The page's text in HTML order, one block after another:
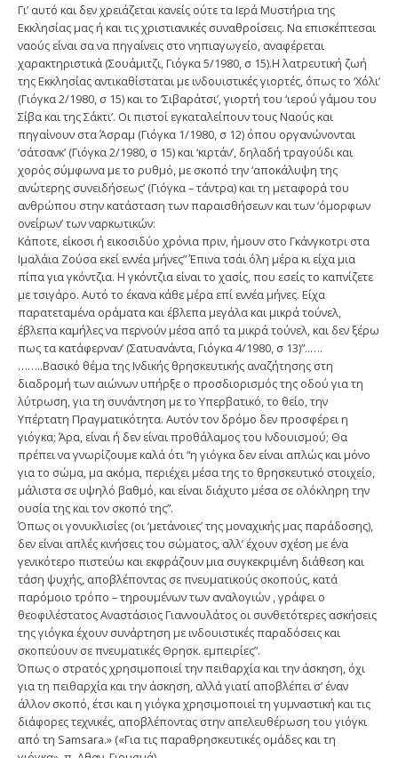
Γι’ αυτό και δεν χρειάζεται κανείς ούτε τα Ιερά Μυστήρια της
Εκκλησίας μας ή και τις χριστιανικές συναθροίσεις. Να επισκέπτεσαι
ναούς είναι σα να πηγαίνεις στο νηπιαγωγείο, αναφέρεται
χαρακτηριστικά (Σουάμιτζι, Γιόγκα 5/1980, σ 15).Η λατρευτική ζωή
της Εκκλησίας αντικαθίσταται με ινδουιστικές γιορτές, όπως το ‘Χόλι’
(Γιόγκα 2/1980, σ 15) και το ‘Σιβαράτσι’, γιορτή του ‘ιερού γάμου του
Σίβα και της Σάκτι’. Οι πιστοί εγκαταλείπουν τους Ναούς και
πηγαίνουν στα Άσραμ (Γιόγκα 1/1980, σ 12) όπου οργανώνονται
‘σάτσανκ’ (Γιόγκα 2/1980, σ 15) και ‘κιρτάν’, δηλαδή τραγούδι και
χορός σύμφωνα με το ρυθμό, με σκοπό την ‘αποκάλυψη της
ανώτερης συνειδήσεως’ (Γιόγκα – τάντρα) και τη μεταφορά του
ανθρώπου στην κατάσταση των παραισθήσεων και των ‘όμορφων
ονείρων’ των ναρκωτικών:
Κάποτε, είκοσι ή εικοσιδύο χρόνια πριν, ήμουν στο Γκάνγκοτρι στα
Ιμαλάια Ζούσα εκεί εννέα μήνες” Έπινα τσάι όλη μέρα κι είχα μια
πίπα για γκόντζια. Η γκόντζια είναι το χασίς, που εσείς το καπνίζετε
με τσιγάρο. Αυτό το έκανα κάθε μέρα επί εννέα μήνες. Είχα
παρατεταμένα οράματα και έβλεπα μεγάλα και μικρά τούνελ,
έβλεπα καμήλες να περνούν μέσα από τα μικρά τούνελ, και δεν ξέρω
πως τα κατάφερναν’ (Σατυανάντα, Γιόγκα 4/1980, σ 13)”..….
……..Βασικό θέμα της Ινδικής θρησκευτικής αναζήτησης στη
διαδρομή των αιώνων υπήρξε ο προσδιορισμός της οδού για τη
λύτρωση, για τη συνάντηση με το Υπερβατικό, το θείο, την
Υπέρτατη Πραγματικότητα. Αυτόν τον δρόμο δεν προσφέρει η
γιόγκα; Άρα, είναι ή δεν είναι προθάλαμος του Ινδουισμού; Θα
πρέπει να γνωρίζουμε καλά ότι “η γιόγκα δεν είναι απλώς και μόνο
για το σώμα, μα ακόμα, περιέχει μέσα της το θρησκευτικό στοιχείο,
μάλιστα σε υψηλό βαθμό, και είναι διάχυτο μέσα σε ολόκληρη την
ουσία της και τον σκοπό της”.
Όπως οι γονυκλισίες (οι ‘μετάνοιες’ της μοναχικής μας παράδοσης),
δεν είναι απλές κινήσεις του σώματος, αλλ’ έχουν σχέση με ένα
γενικότερο πιστεύω και εκφράζουν μια συγκεκριμένη διάθεση και
τάση ψυχής, αποβλέποντας σε πνευματικούς σκοπούς, κατά
παρόμοιο τρόπο – τηρουμένων των αναλογιών , γράφει ο
θεοφιλέστατος Αναστάσιος Γιαννουλάτος οι συνθετότερες ασκήσεις
της γιόγκα έχουν συνάρτηση με ινδουιστικές παραδόσεις και
σκοπεύουν σε πνευματικές Θρησκ. εμπειρίες”.
Όπως ο στρατός χρησιμοποιεί την πειθαρχία και την άσκηση, όχι
για τη πειθαρχία και την άσκηση, αλλά γιατί αποβλέπει σ’ έναν
άλλον σκοπό, έτσι και η γιόγκα χρησιμοποιεί τη γυμναστική και τις
διάφορες τεχνικές, αποβλέποντας στην απελευθέρωση του γιόγκι
από τη Samsara.» («Για τις παραθρησκευτικές ομάδες και τη